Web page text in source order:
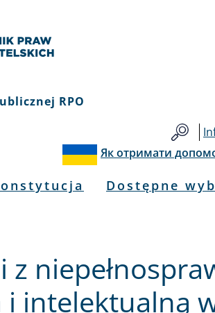
RPO
Як отримати
Dostępne
z
i intelektualną